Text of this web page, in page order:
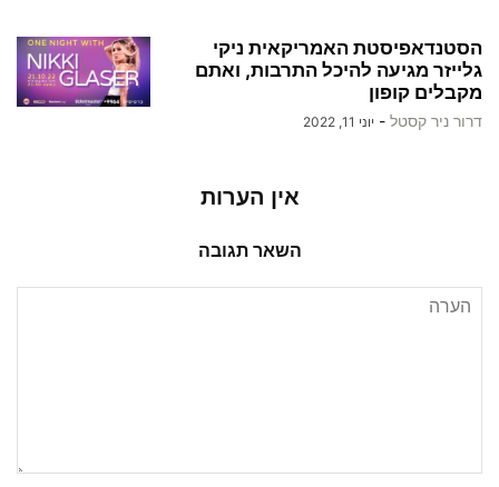
הסטנדאפיסטת האמריקאית ניקי
גלייזר מגיעה להיכל התרבות, ואתם
מקבלים קופון
דרור ניר קסטל - יוני 11, 2022
אין הערות
השאר תגובה